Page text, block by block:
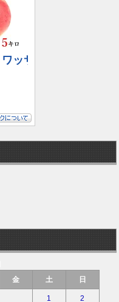
金 土 日
1 2